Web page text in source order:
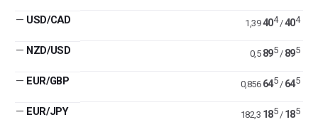
— USD/CAD 1,39 404/404
— NZD/USD 0,5 895/ 895
— EUR/GBP 0,856 645/ 645
— EUR/JPY 182,3 185/ 185